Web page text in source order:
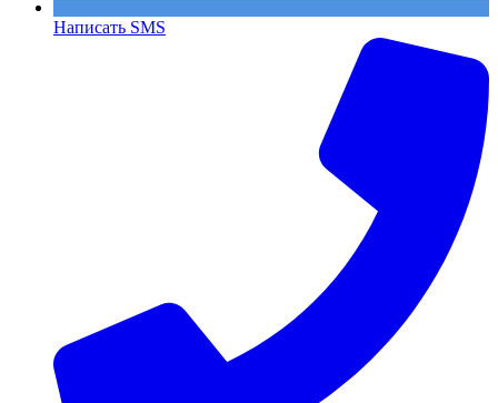
Написать SMS